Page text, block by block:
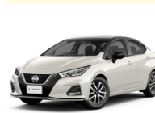
สด
การ
เงิน
การ